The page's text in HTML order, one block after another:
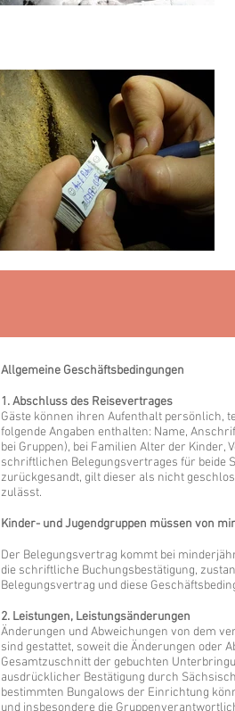
Allgemeine Geschäftsbedingungen
1. Abschluss des Reisevertrages
Gäste können ihren Aufenthalt persönlich,
folgende Angaben enthalten: Name,
bei Gruppen), bei Familien Alter der
schriftlichen Belegungsvertrages für beide
zurückgesandt, gilt dieser als nicht
zulässt.
Kinder- und Jugendgruppen müssen von
Der Belegungsvertrag kommt bei
die schriftliche Buchungsbestätigung,
Belegungsvertrag und diese
2. Leistungen, Leistungsänderungen
Änderungen und Abweichungen von dem
sind gestattet, soweit die Änderungen oder
Gesamtzuschnitt der gebuchten
ausdrücklicher Bestätigung durch
bestimmten Bungalows der Einrichtung
und insbesondere die